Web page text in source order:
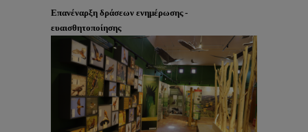
Επανέναρξη δράσεων ενημέρωσης -
ευαισθητοποίησης